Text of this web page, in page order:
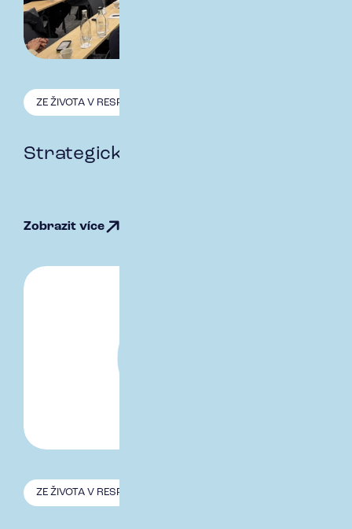
ZE ŽIVOTA V RESPECT
Strategické fórum
Zobrazit více
ZE ŽIVOTA V RESPECT